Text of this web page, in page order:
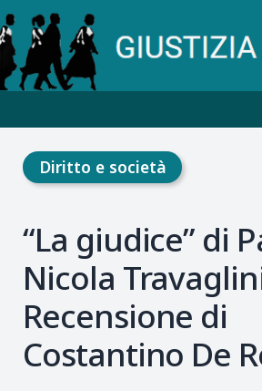
Diritto e società
“La giudice” di
Nicola
Recensione di
Costantino De